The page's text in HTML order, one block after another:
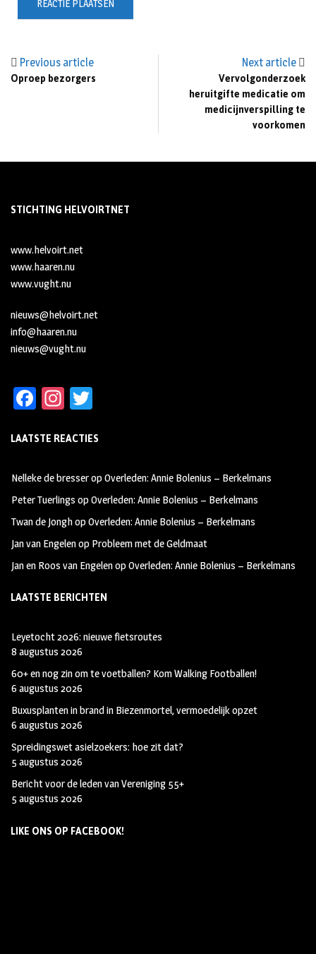
Previous article
Oproep bezorgers
Next article
Vervolgonderzoek
heruitgifte medicatie om
medicijnverspilling te
voorkomen
STICHTING HELVOIRTNET
www.helvoirt.net
www.haaren.nu
www.vught.nu
nieuws@helvoirt.net
info@haaren.nu
nieuws@vught.nu
Fa
b
oo
k
In
ag
m
tt
LAATSTE REACTIES
Nelleke de bresseropOverleden: Annie Bolenius – Berkelmans
Peter Tuerlings opOverleden: Annie Bolenius – Berkelmans
Twan de JonghopOverleden: Annie Bolenius – Berkelmans
Jan van Engelenop Probleem met de Geldmaat
Jan en Roos van EngelenopOverleden: Annie Bolenius – Berkelmans
LAATSTE BERICHTEN
Leyetocht 2026: nieuwe fietsroutes
8 augustus 2026
60+ en nog zin om te voetballen? Kom Walking Footballen!
6 augustus 2026
Buxusplanten in brand in Biezenmortel, vermoedelijk opzet
6 augustus 2026
Spreidingswet asielzoekers: hoe zit dat?
5 augustus 2026
Bericht voor de leden van Vereniging 55+
5 augustus 2026
LIKE ONS OP FACEBOOK!